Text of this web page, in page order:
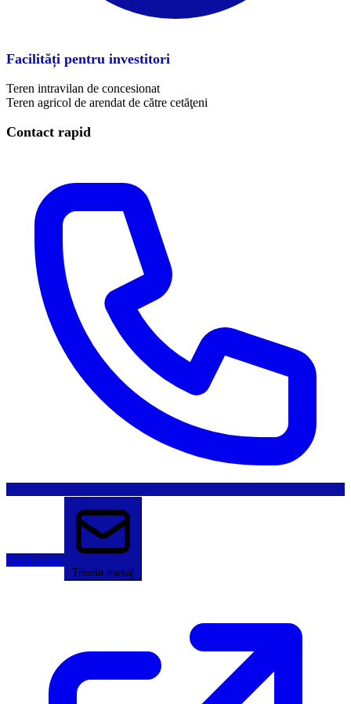
Facilități pentru investitori
Teren intravilan de concesionat
Teren agricol de arendat de către cetăţeni
Contact rapid
Sună acum
Trimite mesaj